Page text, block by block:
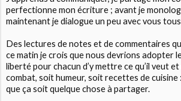
perfectionne mon écriture ; avant je
maintenant je dialogue un peu avec vous
Des lectures de notes et de commentaires
ce matin je crois que nous devrions adopter
liberté pour chacun d’y mettre ce qu’il veut
combat, soit humeur, soit recettes de cuisine
que ça soit quelque chose à partager.